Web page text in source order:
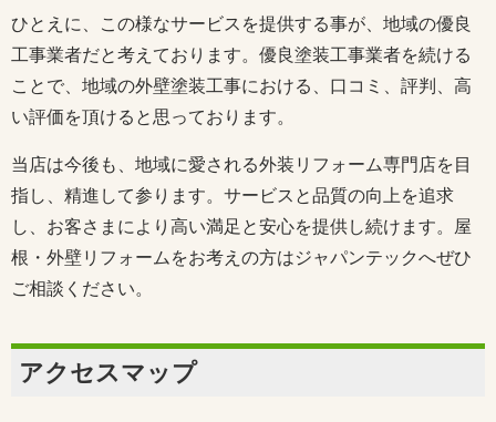
ひとえに、この様なサービスを提供する事が、地域の優良
工事業者だと考えております。優良塗装工事業者を続ける
ことで、地域の外壁塗装工事における、口コミ、評判、高
い評価を頂けると思っております。
当店は今後も、地域に愛される外装リフォーム専門店を目
指し、精進して参ります。サービスと品質の向上を追求
し、お客さまにより高い満足と安心を提供し続けます。屋
根・外壁リフォームをお考えの方はジャパンテックへぜひ
ご相談ください。
アクセスマップ